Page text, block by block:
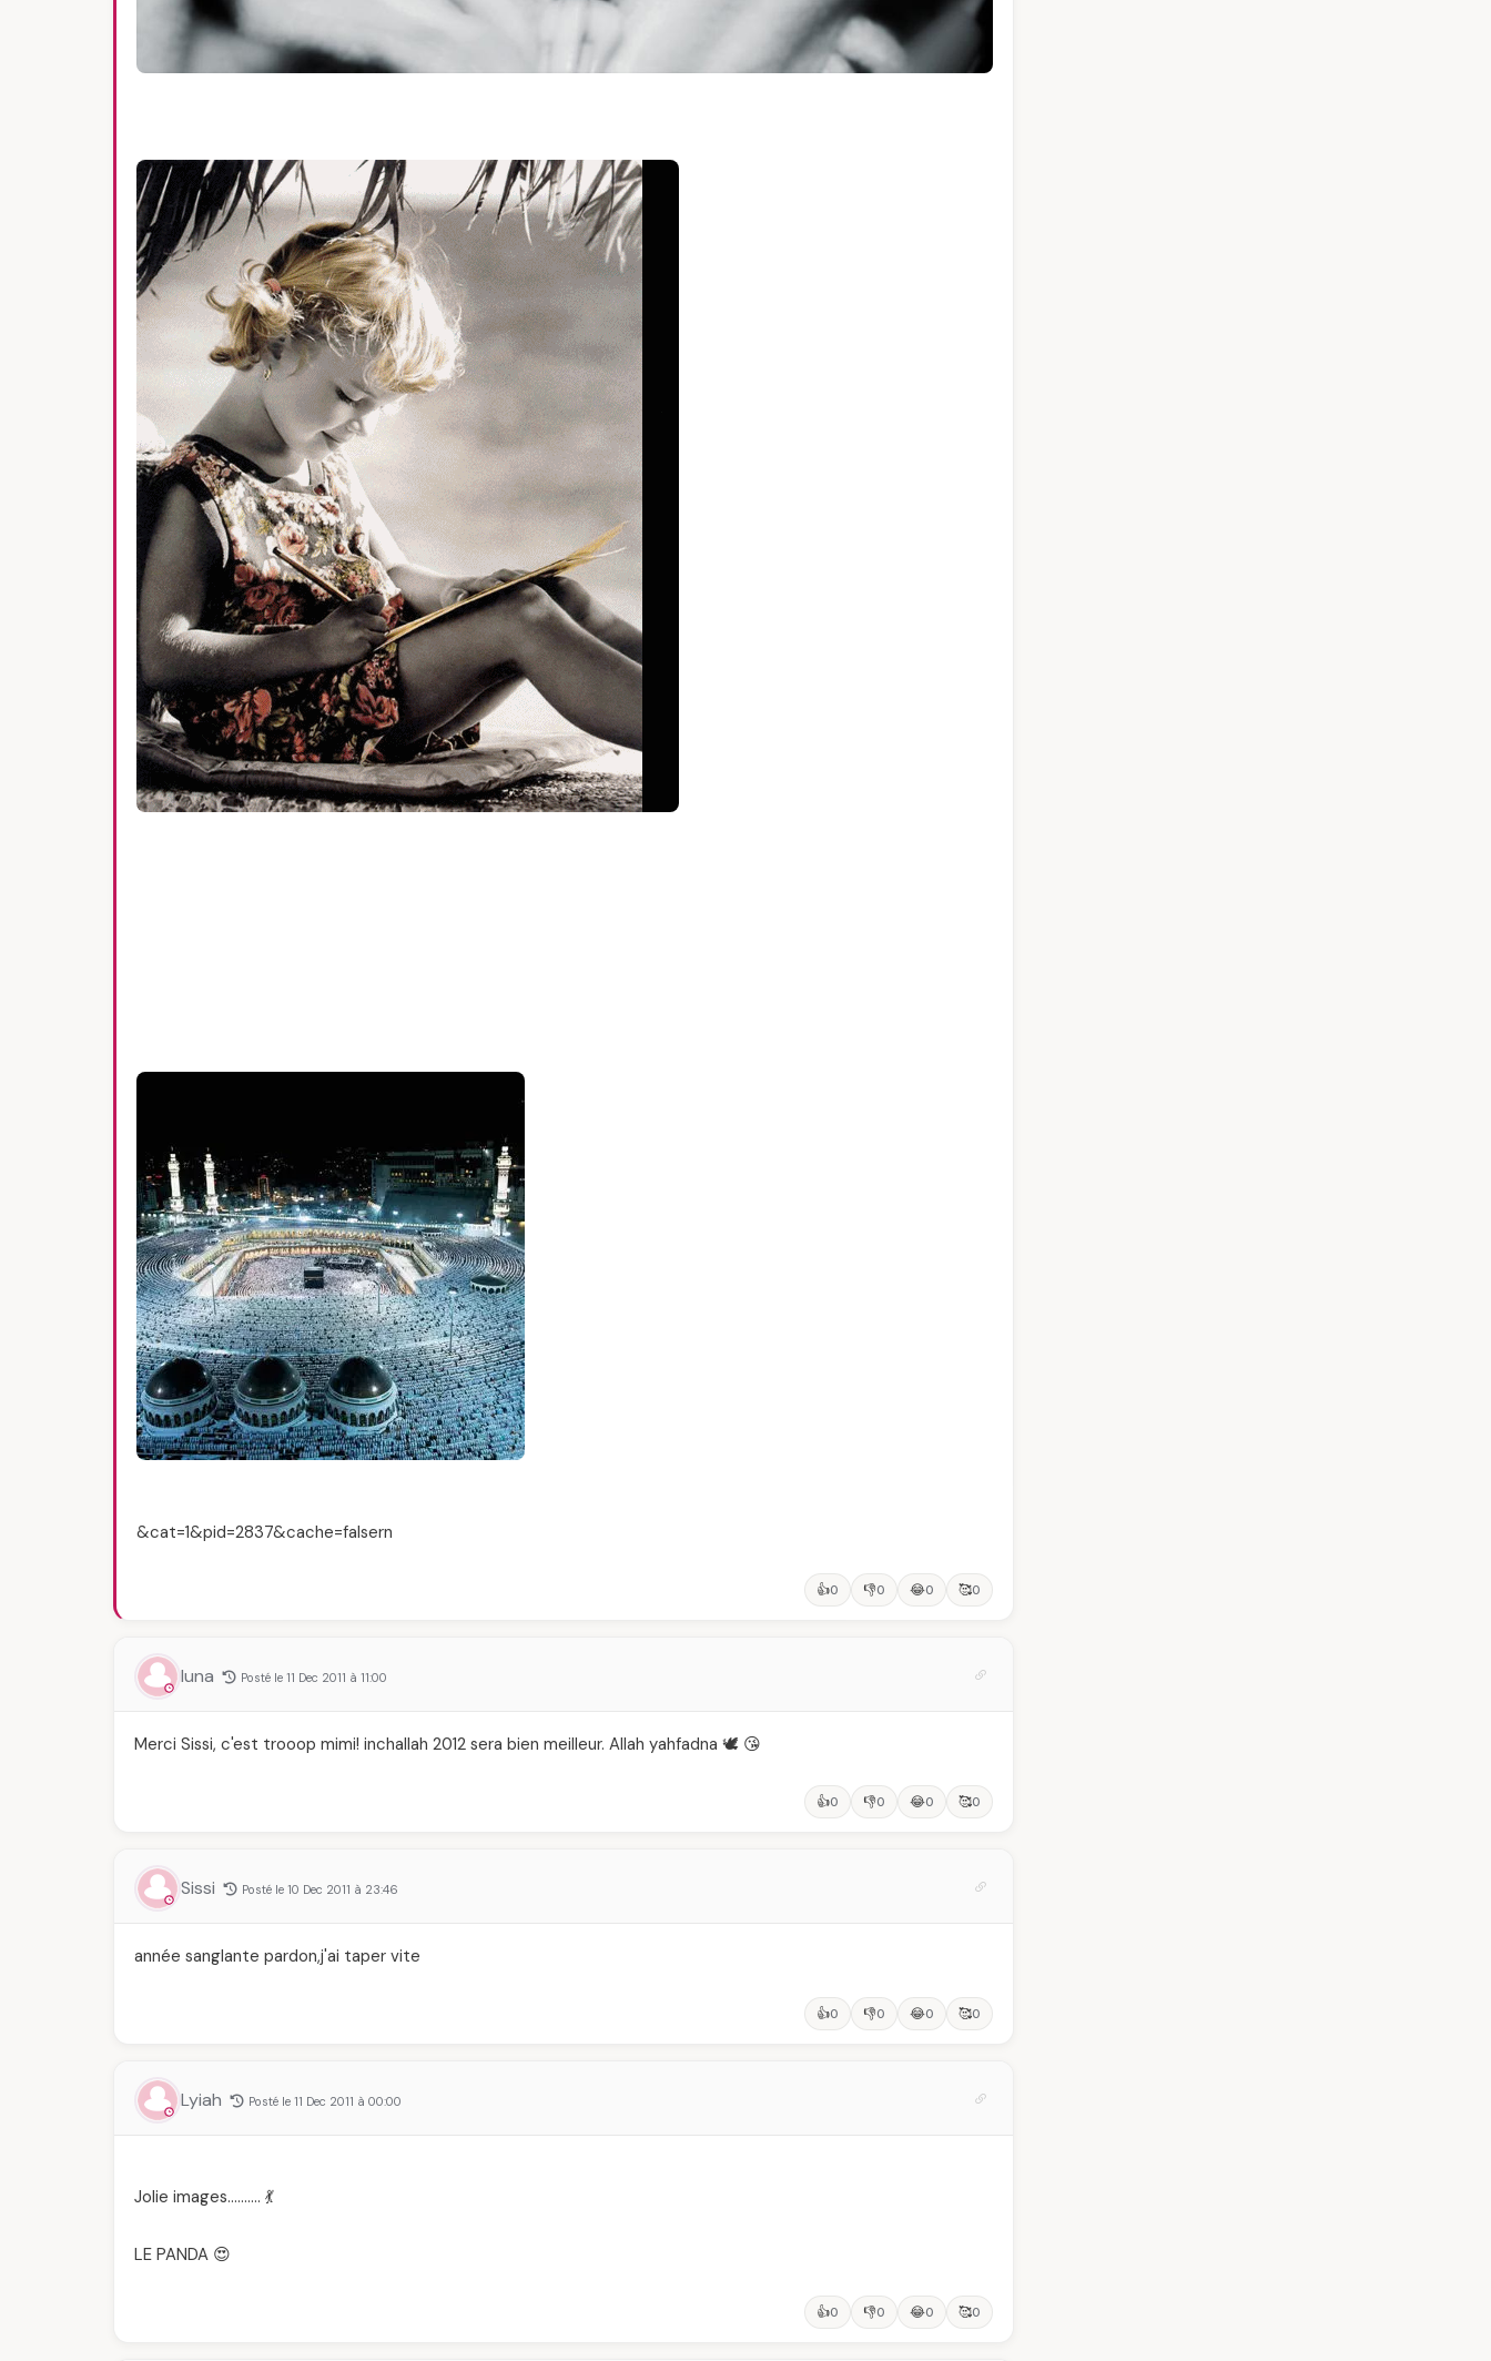
&cat=1&pid=2837&cache=falsern
👍0 👎0 😂0 🥰0
luna Posté le 11 Dec 2011 à 11:00
Merci Sissi, c'est trooop mimi! inchallah 2012 sera bien meilleur. Allah yahfadna 🕊️ 😘
👍0 👎0 😂0 🥰0
Sissi Posté le 10 Dec 2011 à 23:46
année sanglante pardon,j'ai taper vite
👍0 👎0 😂0 🥰0
Lyiah Posté le 11 Dec 2011 à 00:00
Jolie images………. 💃
LE PANDA 😍
👍0 👎0 😂0 🥰0